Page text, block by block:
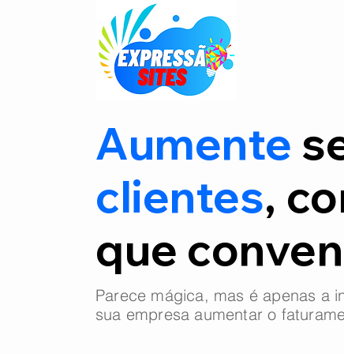
Aumente
clientes,
que
Parece mágica, mas é apenas a
sua empresa aumentar o